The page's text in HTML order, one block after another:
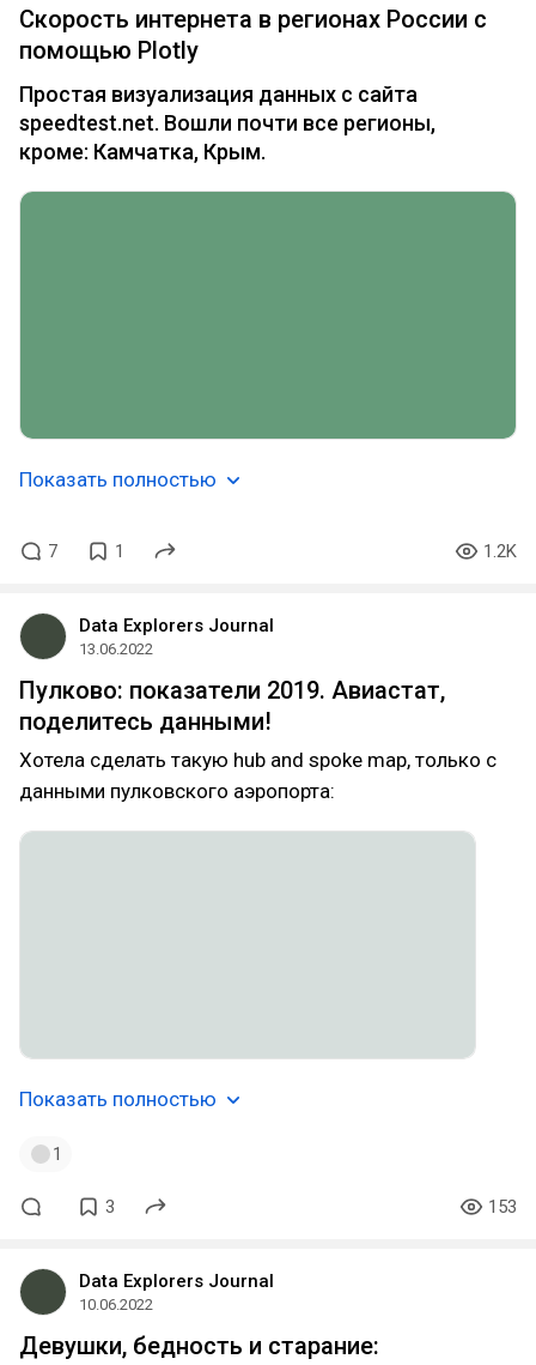
Скорость интернета в регионах России с
помощью Plotly
Простая визуализация данных с сайта
speedtest.net. Вошли почти все регионы,
кроме: Камчатка, Крым.
Показать полностью
7 1 1.2K
Data Explorers Journal
13.06.2022
Пулково: показатели 2019. Авиастат,
поделитесь данными!
Хотела сделать такую hub and spoke map, только с
данными пулковского аэропорта:
Показать полностью
1
3 153
Data Explorers Journal
10.06.2022
Девушки, бедность и старание: